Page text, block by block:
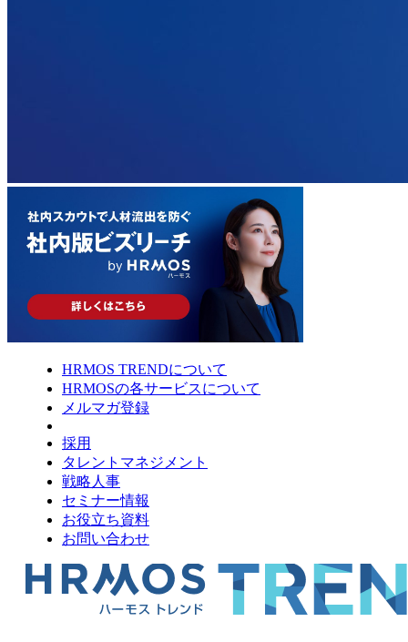
HRMOS TRENDについて
HRMOSの各サービスについて
メルマガ登録
採用
タレントマネジメント
戦略人事
セミナー情報
お役立ち資料
お問い合わせ